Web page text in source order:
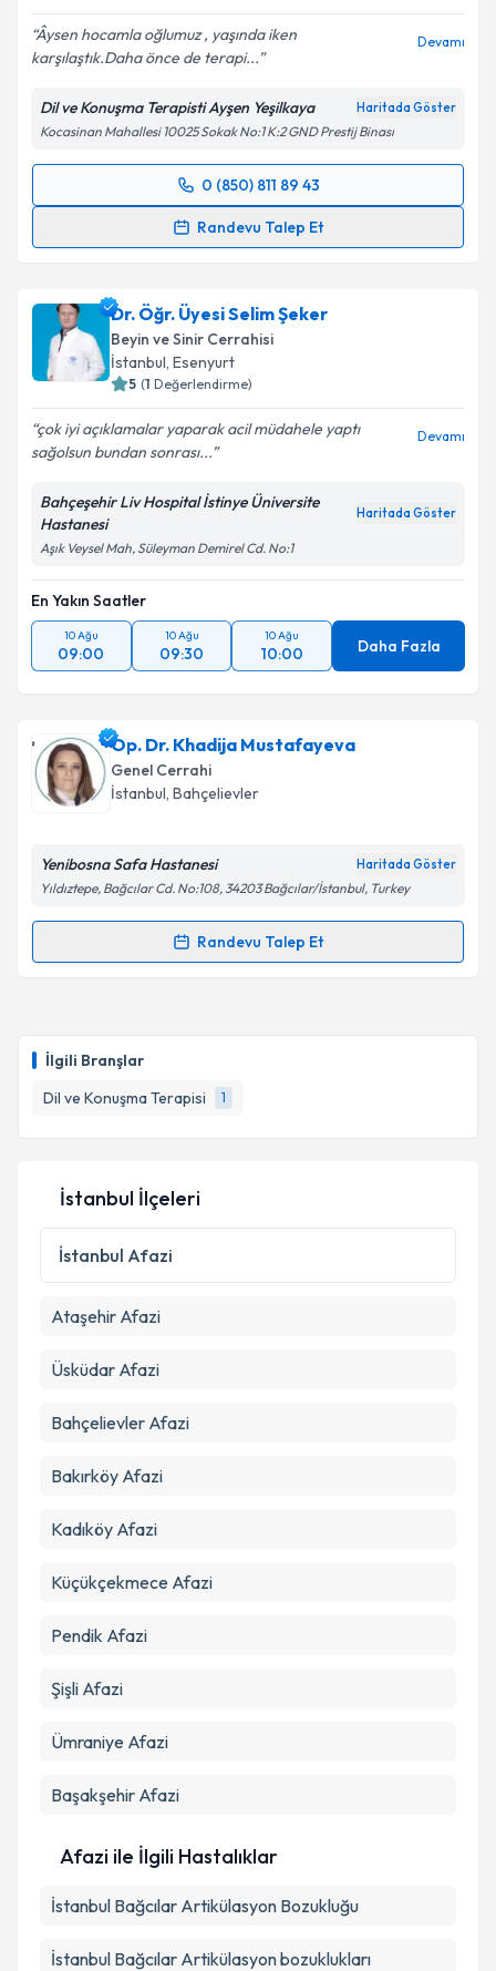
İlgili Branşlar
Dil ve Konuşma Terapisi
1
Âysen hocamla oğlumuz , yaşında iken
karşılaştık.Daha önce de terapi...
Devamı
Dil ve Konuşma Terapisti Ayşen Yeşilkaya Haritada Göster
Kocasinan Mahallesi 10025 Sokak No:1 K:2 GND Prestij Binası
0 (850) 811 89 43
Randevu Talep Et
Randevu Takvimi Talebi
randevu almanız için bir takvim hazırlandığında e-
posta ile bilgilendireceğiz.
E-posta Adresiniz
Kişisel verilerimin işlenmesine ilişkin
Metni'ni okudum ve kişisel verilerimin belirtilen
Dr. Öğr. Üyesi Selim Şeker
Beyin ve Sinir Cerrahisi
İstanbul, Esenyurt
5 (1 Değerlendirme)
çok iyi açıklamalar yaparak acil müdahele yaptı
sağolsun bundan sonrası...
Devamı
Bahçeşehir Liv Hospital İstinye Üniversite
Hastanesi
Haritada Göster
Aşık Veysel Mah, Süleyman Demirel Cd. No:1
En Yakın Saatler
10 Ağu
09:00
10 Ağu
09:30
10 Ağu
10:00 Daha Fazla
Op. Dr. Khadija Mustafayeva
Genel Cerrahi
İstanbul, Bahçelievler
Yenibosna Safa Hastanesi Haritada Göster
Yıldıztepe, Bağcılar Cd. No:108, 34203 Bağcılar/İstanbul, Turkey
Randevu Talep Et
Randevu Takvimi Talebi
için bir takvim hazırlandığında e-posta ile
bilgilendireceğiz.
E-posta Adresiniz
Kişisel verilerimin işlenmesine ilişkin
Metni 'ni okudum ve kişisel verilerimin belirtilen
İstanbul İlçeleri
İstanbul Afazi
Ataşehir Afazi
Üsküdar Afazi
Bahçelievler Afazi
Bakırköy Afazi
Kadıköy Afazi
Küçükçekmece Afazi
Pendik Afazi
Şişli Afazi
Ümraniye Afazi
Başakşehir Afazi
Afazi ile İlgili Hastalıklar
İstanbul Bağcılar Artikülasyon Bozukluğu
İstanbul Bağcılar Artikülasyon bozuklukları